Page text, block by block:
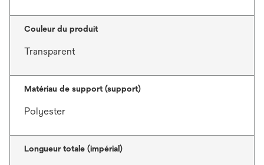
Couleur du produit
Transparent
Matériau de support (support)
Polyester
Longueur totale (impérial)